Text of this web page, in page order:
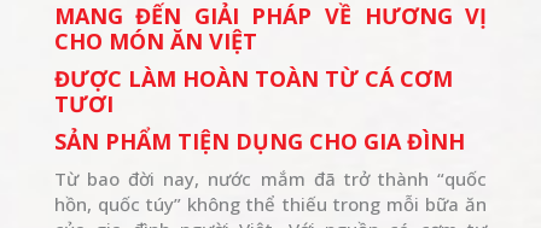
MANG ĐẾN GIẢI PHÁP VỀ HƯƠNG VỊ
CHO MÓN ĂN VIỆT
ĐƯỢC LÀM HOÀN TOÀN TỪ CÁ CƠM
TƯƠI
SẢN PHẨM TIỆN DỤNG CHO GIA ĐÌNH
Từ bao đời nay, nước mắm đã trở thành “quốc
hồn, quốc túy” không thể thiếu trong mỗi bữa ăn